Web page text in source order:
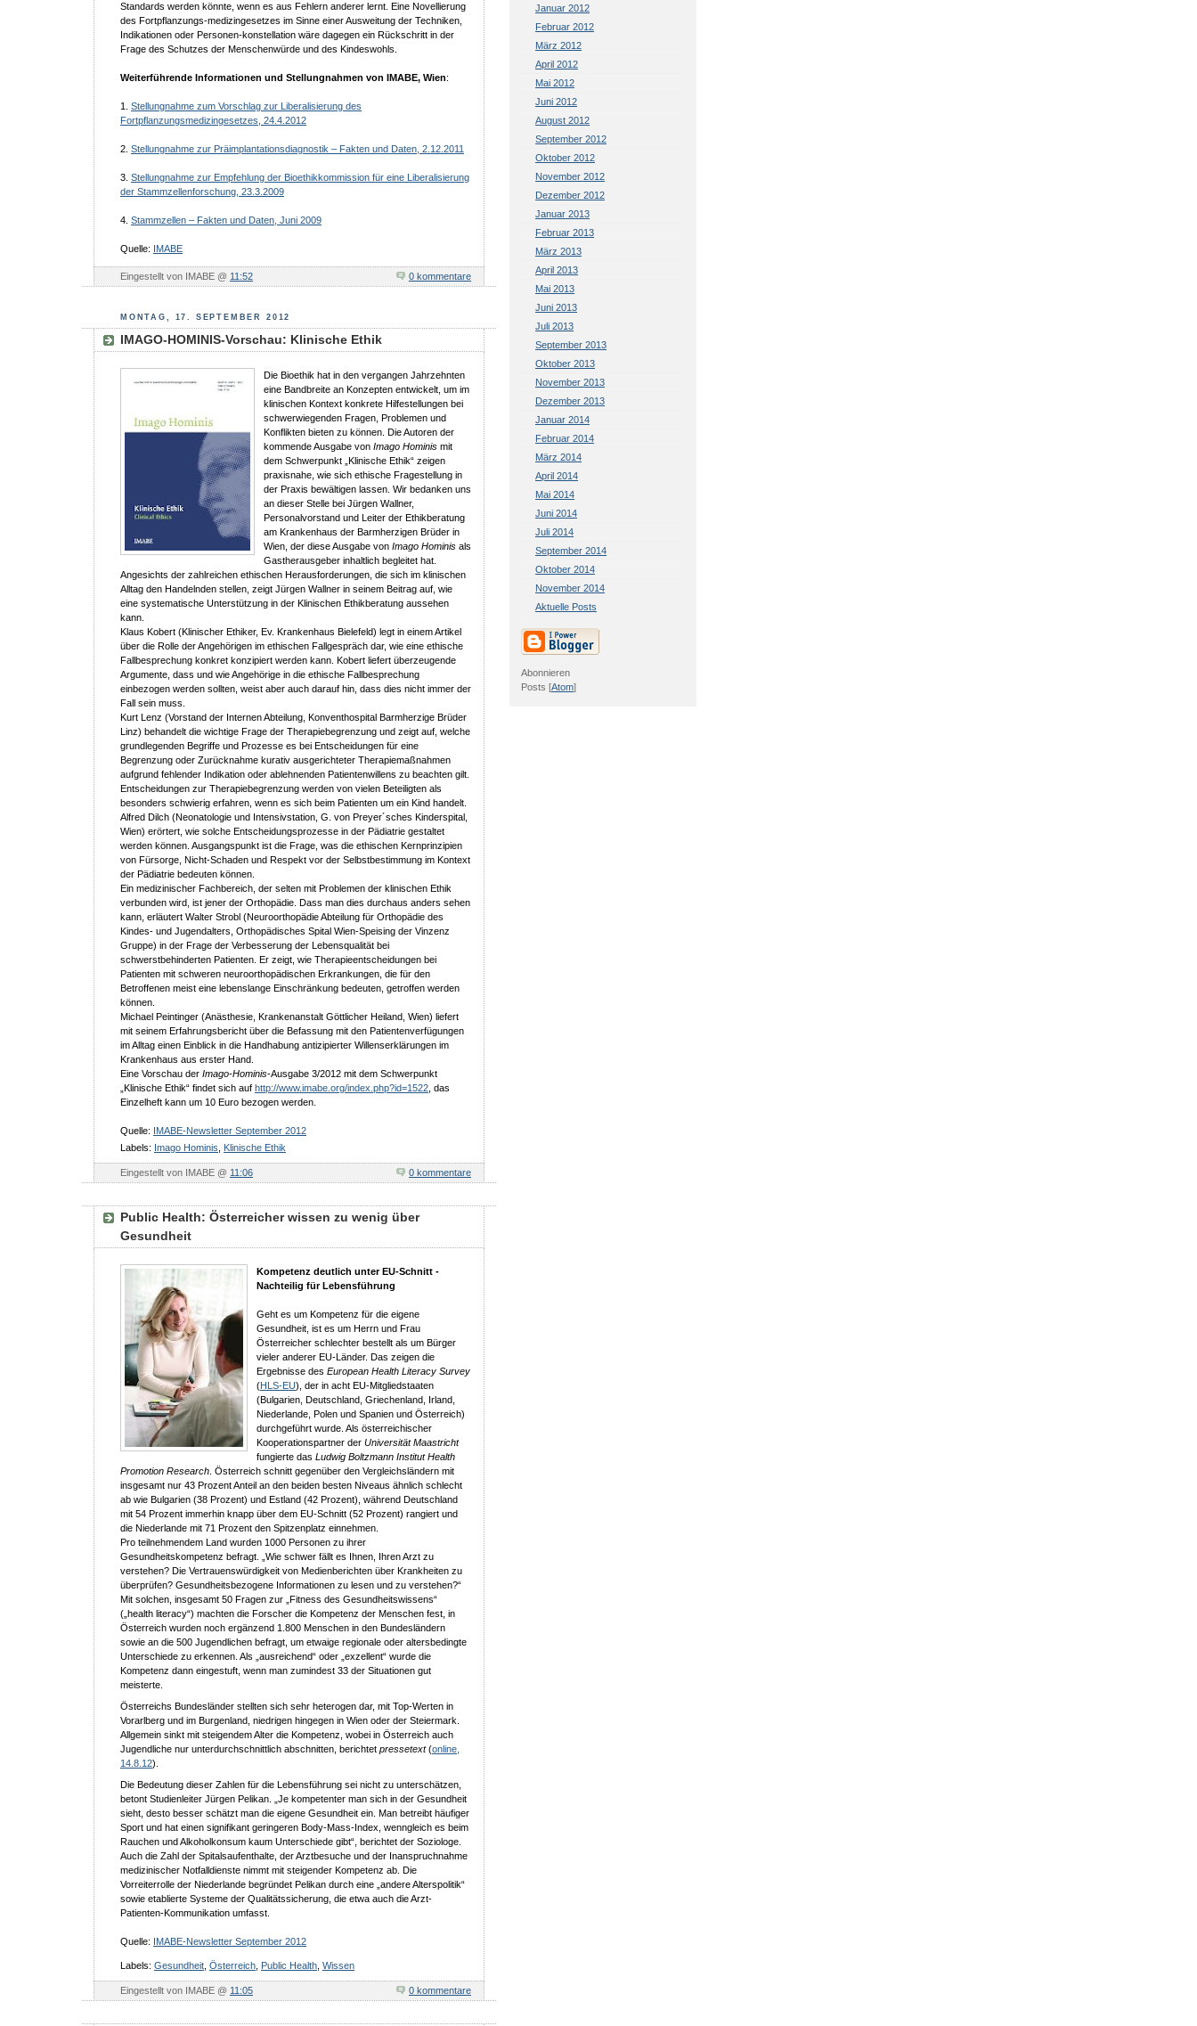
Standards werden könnte, wenn es aus Fehlern anderer lernt. Eine Novellierung
des Fortpflanzungs-medizingesetzes im Sinne einer Ausweitung der Techniken,
Indikationen oder Personen-konstellation wäre dagegen ein Rückschritt in der
Frage des Schutzes der Menschenwürde und des Kindeswohls.
Weiterführende Informationen und Stellungnahmen von IMABE, Wien:
1. Stellungnahme zum Vorschlag zur Liberalisierung des
Fortpflanzungsmedizingesetzes, 24.4.2012
2. Stellungnahme zur Präimplantationsdiagnostik – Fakten und Daten, 2.12.2011
3. Stellungnahme zur Empfehlung der Bioethikkommission für eine Liberalisierung
der Stammzellenforschung, 23.3.2009
4. Stammzellen – Fakten und Daten, Juni 2009
Quelle: IMABE
Eingestellt von IMABE @ 11:52 0 kommentare
MONTAG, 17. SEPTEMBER 2012
IMAGO-HOMINIS-Vorschau: Klinische Ethik
Die Bioethik hat in den vergangen Jahrzehnten
eine Bandbreite an Konzepten entwickelt, um im
klinischen Kontext konkrete Hilfestellungen bei
schwerwiegenden Fragen, Problemen und
Konflikten bieten zu können. Die Autoren der
kommende Ausgabe von Imago Hominis mit
dem Schwerpunkt „Klinische Ethik“ zeigen
praxisnahe, wie sich ethische Fragestellung in
der Praxis bewältigen lassen. Wir bedanken uns
an dieser Stelle bei Jürgen Wallner,
Personalvorstand und Leiter der Ethikberatung
am Krankenhaus der Barmherzigen Brüder in
Wien, der diese Ausgabe von Imago Hominis als
Gastherausgeber inhaltlich begleitet hat.
Angesichts der zahlreichen ethischen Herausforderungen, die sich im klinischen
Alltag den Handelnden stellen, zeigt Jürgen Wallner in seinem Beitrag auf, wie
eine systematische Unterstützung in der Klinischen Ethikberatung aussehen
kann.
Klaus Kobert (Klinischer Ethiker, Ev. Krankenhaus Bielefeld) legt in einem Artikel
über die Rolle der Angehörigen im ethischen Fallgespräch dar, wie eine ethische
Fallbesprechung konkret konzipiert werden kann. Kobert liefert überzeugende
Argumente, dass und wie Angehörige in die ethische Fallbesprechung
einbezogen werden sollten, weist aber auch darauf hin, dass dies nicht immer der
Fall sein muss.
Kurt Lenz (Vorstand der Internen Abteilung, Konventhospital Barmherzige Brüder
Linz) behandelt die wichtige Frage der Therapiebegrenzung und zeigt auf, welche
grundlegenden Begriffe und Prozesse es bei Entscheidungen für eine
Begrenzung oder Zurücknahme kurativ ausgerichteter Therapiemaßnahmen
aufgrund fehlender Indikation oder ablehnenden Patientenwillens zu beachten gilt.
Entscheidungen zur Therapiebegrenzung werden von vielen Beteiligten als
besonders schwierig erfahren, wenn es sich beim Patienten um ein Kind handelt.
Alfred Dilch (Neonatologie und Intensivstation, G. von Preyer´sches Kinderspital,
Wien) erörtert, wie solche Entscheidungsprozesse in der Pädiatrie gestaltet
werden können. Ausgangspunkt ist die Frage, was die ethischen Kernprinzipien
von Fürsorge, Nicht-Schaden und Respekt vor der Selbstbestimmung im Kontext
der Pädiatrie bedeuten können.
Ein medizinischer Fachbereich, der selten mit Problemen der klinischen Ethik
verbunden wird, ist jener der Orthopädie. Dass man dies durchaus anders sehen
kann, erläutert Walter Strobl (Neuroorthopädie Abteilung für Orthopädie des
Kindes- und Jugendalters, Orthopädisches Spital Wien-Speising der Vinzenz
Gruppe) in der Frage der Verbesserung der Lebensqualität bei
schwerstbehinderten Patienten. Er zeigt, wie Therapieentscheidungen bei
Patienten mit schweren neuroorthopädischen Erkrankungen, die für den
Betroffenen meist eine lebenslange Einschränkung bedeuten, getroffen werden
können.
Michael Peintinger (Anästhesie, Krankenanstalt Göttlicher Heiland, Wien) liefert
mit seinem Erfahrungsbericht über die Befassung mit den Patientenverfügungen
im Alltag einen Einblick in die Handhabung antizipierter Willenserklärungen im
Krankenhaus aus erster Hand.
Eine Vorschau der Imago-Hominis-Ausgabe 3/2012 mit dem Schwerpunkt
„Klinische Ethik“ findet sich auf http://www.imabe.org/index.php?id=1522 , das
Einzelheft kann um 10 Euro bezogen werden.
Quelle:
IMABE-Newsletter September 2012
Labels: Imago Hominis Klinische Ethik
Eingestellt von IMABE @ 11:06 0 kommentare
Public Health: Österreicher wissen zu wenig über
Gesundheit
Kompetenz deutlich unter EU-Schnitt -
Nachteilig für Lebensführung
Geht es um Kompetenz für die eigene
Gesundheit, ist es um Herrn und Frau
Österreicher schlechter bestellt als um Bürger
vieler anderer EU-Länder. Das zeigen die
Ergebnisse des European Health Literacy Survey
(HLS-EU), der in acht EU-Mitgliedstaaten
(Bulgarien, Deutschland, Griechenland, Irland,
Niederlande, Polen und Spanien und Österreich)
durchgeführt wurde. Als österreichischer
Kooperationspartner der Universität Maastricht
fungierte das Ludwig Boltzmann Institut Health
Promotion Research . Österreich schnitt gegenüber den Vergleichsländern mit
insgesamt nur 43 Prozent Anteil an den beiden besten Niveaus ähnlich schlecht
ab wie Bulgarien (38 Prozent) und Estland (42 Prozent), während Deutschland
mit 54 Prozent immerhin knapp über dem EU-Schnitt (52 Prozent) rangiert und
die Niederlande mit 71 Prozent den Spitzenplatz einnehmen.
Pro teilnehmendem Land wurden 1000 Personen zu ihrer
Gesundheitskompetenz befragt. „Wie schwer fällt es Ihnen, Ihren Arzt zu
verstehen? Die Vertrauenswürdigkeit von Medienberichten über Krankheiten zu
überprüfen? Gesundheitsbezogene Informationen zu lesen und zu verstehen?“
Mit solchen, insgesamt 50 Fragen zur „Fitness des Gesundheitswissens“
(„health literacy“) machten die Forscher die Kompetenz der Menschen fest, in
Österreich wurden noch ergänzend 1.800 Menschen in den Bundesländern
sowie an die 500 Jugendlichen befragt, um etwaige regionale oder altersbedingte
Unterschiede zu erkennen. Als „ausreichend“ oder „exzellent“ wurde die
Kompetenz dann eingestuft, wenn man zumindest 33 der Situationen gut
meisterte.
Österreichs Bundesländer stellten sich sehr heterogen dar, mit Top-Werten in
Vorarlberg und im Burgenland, niedrigen hingegen in Wien oder der Steiermark.
Allgemein sinkt mit steigendem Alter die Kompetenz, wobei in Österreich auch
Jugendliche nur unterdurchschnittlich abschnitten, berichtet pressetext(online,
14.8.12).
Die Bedeutung dieser Zahlen für die Lebensführung sei nicht zu unterschätzen,
betont Studienleiter Jürgen Pelikan. „Je kompetenter man sich in der Gesundheit
sieht, desto besser schätzt man die eigene Gesundheit ein. Man betreibt häufiger
Sport und hat einen signifikant geringeren Body-Mass-Index, wenngleich es beim
Rauchen und Alkoholkonsum kaum Unterschiede gibt“, berichtet der Soziologe.
Auch die Zahl der Spitalsaufenthalte, der Arztbesuche und der Inanspruchnahme
medizinischer Notfalldienste nimmt mit steigender Kompetenz ab. Die
Vorreiterrolle der Niederlande begründet Pelikan durch eine „andere Alterspolitik“
sowie etablierte Systeme der Qualitätssicherung, die etwa auch die Arzt-
Patienten-Kommunikation umfasst.
Quelle: IMABE-Newsletter September 2012
Labels: Gesundheit Österreich Public Health Wissen
Eingestellt von IMABE @ 11:05 0 kommentare
Januar 2012
Februar 2012
März 2012
April 2012
Mai 2012
Juni 2012
August 2012
September 2012
Oktober 2012
November 2012
Dezember 2012
Januar 2013
Februar 2013
März 2013
April 2013
Mai 2013
Juni 2013
Juli 2013
September 2013
Oktober 2013
November 2013
Dezember 2013
Januar 2014
Februar 2014
März 2014
April 2014
Mai 2014
Juni 2014
Juli 2014
September 2014
Oktober 2014
November 2014
Aktuelle Posts
Abonnieren
Posts [Atom]